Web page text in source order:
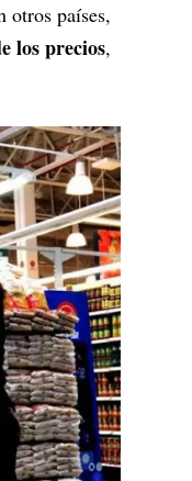
otros países,
los precios,